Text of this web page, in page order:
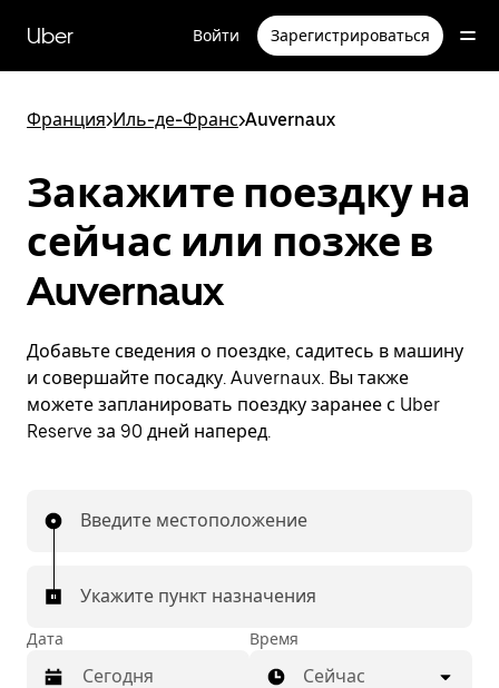
перейти
к
Uber Войти Зарегистрироваться
Франция>Иль-де-Франс>Auvernaux
Закажите поездку на
сейчас или позже в
Auvernaux
Добавьте сведения о поездке, садитесь в машину
и совершайте посадку. Auvernaux. Вы также
можете запланировать поездку заранее с Uber
Reserve за 90 дней наперед.
Введите местоположение
Укажите пункт назначения
Дата Время
Сейчас